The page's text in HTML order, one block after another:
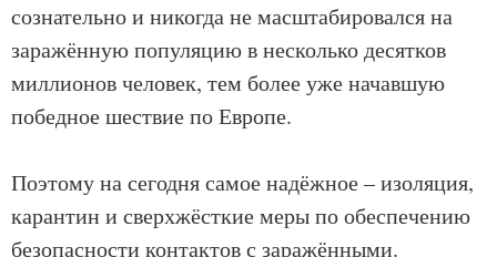
сознательно и никогда не масштабировался на
заражённую популяцию в несколько десятков
миллионов человек, тем более уже начавшую
победное шествие по Европе.
Поэтому на сегодня самое надёжное – изоляция,
карантин и сверхжёсткие меры по обеспечению
безопасности контактов с заражёнными.